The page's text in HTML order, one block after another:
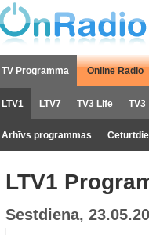
TV Programma Online Radio
LTV1 LTV7 TV3 Life TV3
Arhīvs programmas
LTV1
Sestdiena,